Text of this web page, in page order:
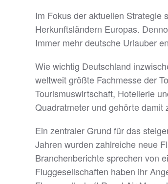
Im Fokus der aktuellen Strategie
Herkunftsländern Europas.
Immer mehr deutsche Urlauber
Wie wichtig Deutschland
weltweit größte Fachmesse der
Tourismuswirtschaft, Hotellerie
Quadratmeter und gehörte
Ein zentraler Grund für das
Jahren wurden zahlreiche neue
Branchenberichte sprechen von
Fluggesellschaften haben ihr